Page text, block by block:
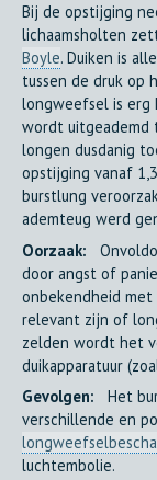
Bij de opstijging
lichaamsholten
Boyle. Duiken is
tussen de druk op
longweefsel is erg
wordt uitgeademd
longen dusdanig
opstijging vanaf
burstlung
ademteug werd
Oorzaak:
door angst of
onbekendheid
relevant zijn of
zelden wordt het
duikapparatuur
Gevolgen: Het
verschillende en
luchtembolie.